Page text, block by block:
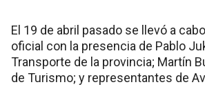
El 19 de abril pasado se llevó a
oficial con la presencia de Pablo
Transporte de la provincia; Martín
de Turismo; y representantes de